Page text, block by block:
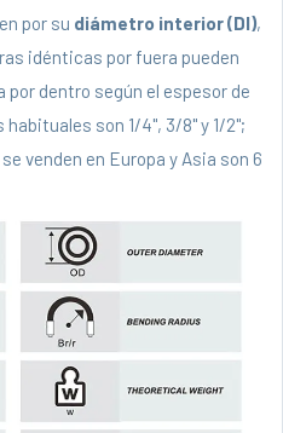
por su diámetro interior (DI),
idénticas por fuera pueden
dentro según el espesor de
son 1/4", 3/8" y 1/2";
venden en Europa y Asia son 6